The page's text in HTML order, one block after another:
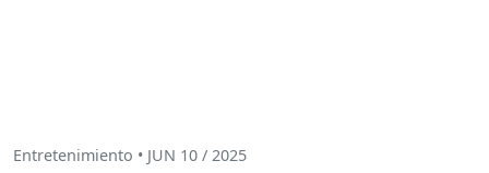
Entretenimiento • JUN 10 / 2025